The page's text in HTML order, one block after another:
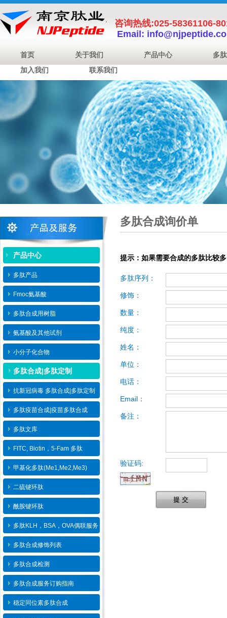
咨询热线:025-58361106-
Email:
首页 关于我们 产品中心
多
加入我们
联系我们
产品中心
多肽产品
Fmoc氨基酸
多肽合成用树脂
氨基酸及其他试剂
小分子化合物
多肽合成|多肽定制
抗新冠病毒 多肽合成|多肽定制
多肽疫苗合成|疫苗多肽​合成
多肽文库
FITC, Biotin，5-Fam 多肽
甲基化多肽(Me1,Me2,Me3)
二硫键环肽
酰胺键环肽
多肽KLH，BSA，OVA偶联服务
多肽合成修饰列表
多肽合成检测
多肽合成服务订购指南
稳定同位素多肽合成
多肽合成询价单
提示：如果需要合成的多肽比较
多肽序列：
修饰：
数量：
纯度：
姓名：
单位：
电话：
Email：
备注：
验证码:
提 交